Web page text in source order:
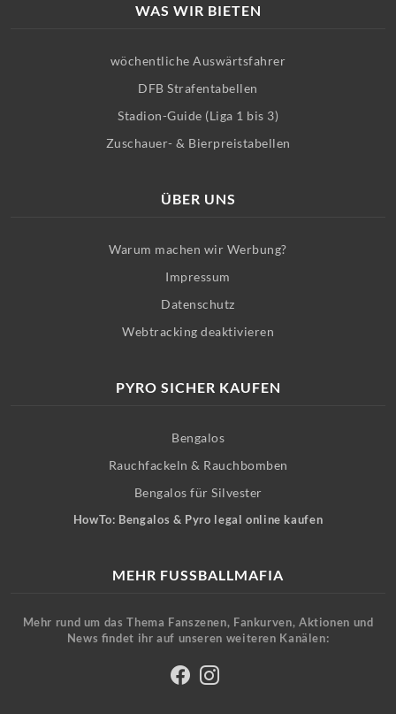
WAS WIR BIETEN
wöchentliche Auswärtsfahrer
DFB Strafentabellen
Stadion-Guide (Liga 1 bis 3)
Zuschauer- & Bierpreistabellen
ÜBER UNS
Warum machen wir Werbung?
Impressum
Datenschutz
Webtracking deaktivieren
PYRO SICHER KAUFEN
Bengalos
Rauchfackeln & Rauchbomben
Bengalos für Silvester
HowTo: Bengalos & Pyro legal online kaufen
MEHR FUSSBALLMAFIA
Mehr rund um das Thema Fanszenen, Fankurven, Aktionen und
News findet ihr auf unseren weiteren Kanälen: